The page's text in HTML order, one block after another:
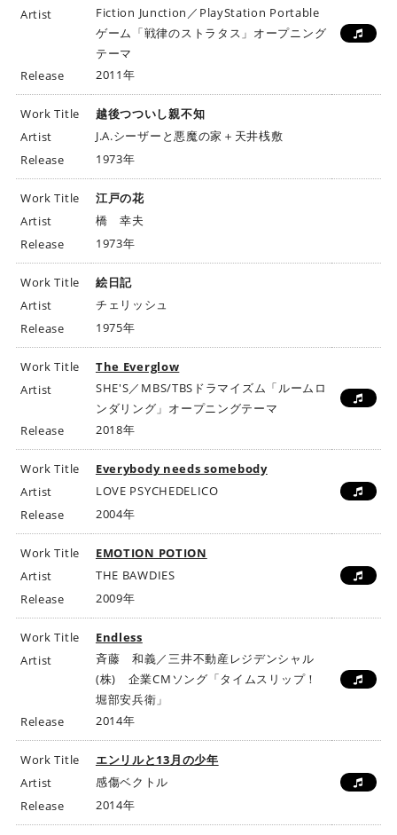
Artist
Fiction Junction／PlayStation Portable
ゲーム「戦律のストラタス」オープニング
テーマ
Release
2011年
Work Title
越後つついし親不知
Artist
J.A.シーザーと悪魔の家＋天井桟敷
Release
1973年
Work Title
江戸の花
Artist
橋 幸夫
Release
1973年
Work Title
絵日記
Artist
チェリッシュ
Release
1975年
Work Title
The Everglow
Artist
SHE'S／MBS/TBSドラマイズム「ルームロ
ンダリング」オープニングテーマ
Release
2018年
Work Title
Everybody needs somebody
Artist
LOVE PSYCHEDELICO
Release
2004年
Work Title
EMOTION POTION
Artist
THE BAWDIES
Release
2009年
Work Title
Endless
Artist
斉藤 和義／三井不動産レジデンシャル
(株) 企業CMソング「タイムスリップ！
堀部安兵衛」
Release
2014年
Work Title
エンリルと13月の少年
Artist
感傷ベクトル
Release
2014年